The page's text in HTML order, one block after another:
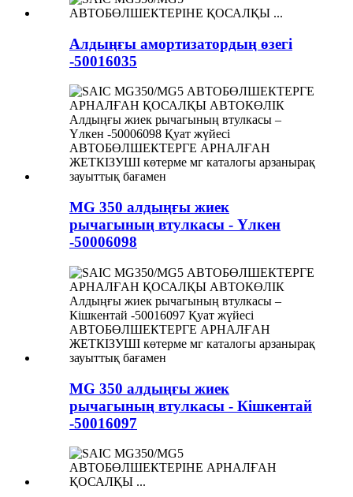
Алдыңғы амортизатордың өзегі
-50016035
MG 350 алдыңғы жиек
рычагының втулкасы - Үлкен
-50006098
MG 350 алдыңғы жиек
рычагының втулкасы - Кішкентай
-50016097